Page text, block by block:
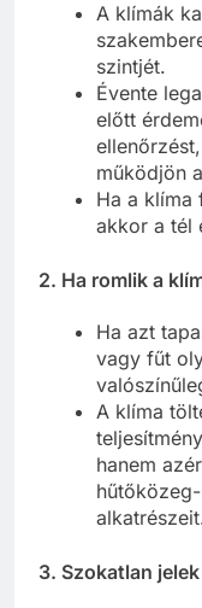
A klímák
szintjét.
Évente
előtt
működjön
Ha a klíma
akkor a tél
2. Ha romlik a
Ha azt
vagy fűt
A klíma
hanem
3. Szokatlan